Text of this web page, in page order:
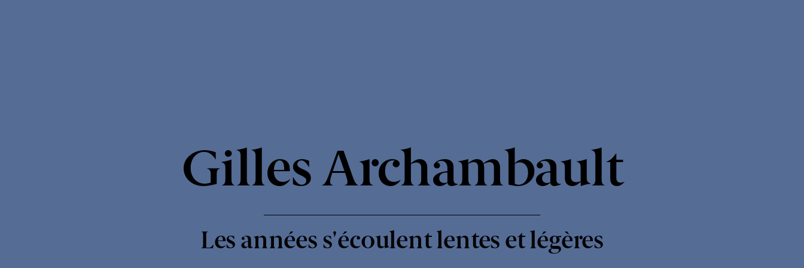
Gilles Archambault-
Les années s'écoulent lentes et légères